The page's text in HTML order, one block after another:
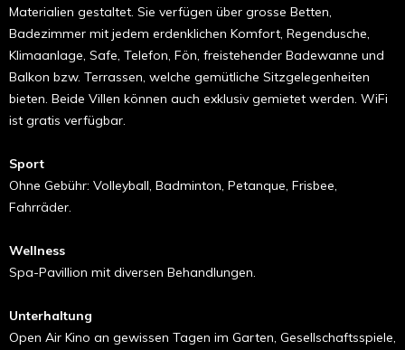
Materialien gestaltet. Sie verfügen über grosse Betten,
Badezimmer mit jedem erdenklichen Komfort, Regendusche,
Klimaanlage, Safe, Telefon, Fön, freistehender Badewanne und
Balkon bzw. Terrassen, welche gemütliche Sitzgelegenheiten
bieten. Beide Villen können auch exklusiv gemietet werden. WiFi
ist gratis verfügbar.
Sport
Ohne Gebühr: Volleyball, Badminton, Petanque, Frisbee,
Fahrräder.
Wellness
Spa-Pavillion mit diversen Behandlungen.
Unterhaltung
Open Air Kino an gewissen Tagen im Garten, Gesellschaftsspiele,